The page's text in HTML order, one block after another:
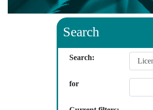
Search
Search:
for